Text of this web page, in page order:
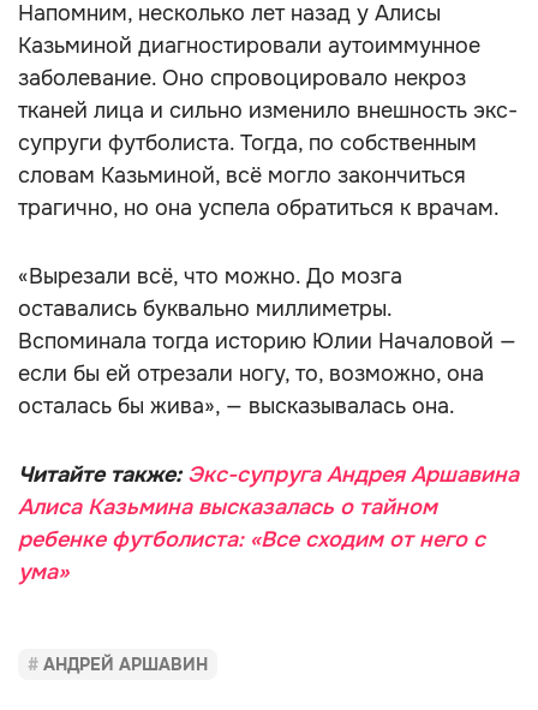
Напомним, несколько лет назад у Алисы
Казьминой диагностировали аутоиммунное
заболевание. Оно спровоцировало некроз
тканей лица и сильно изменило внешность экс-
супруги футболиста. Тогда, по собственным
словам Казьминой, всё могло закончиться
трагично, но она успела обратиться к врачам.
«Вырезали всё, что можно. До мозга
оставались буквально миллиметры.
Вспоминала тогда историю Юлии Началовой —
если бы ей отрезали ногу, то, возможно, она
осталась бы жива», — высказывалась она.
Читайте также: Экс-супруга Андрея Аршавина
Алиса Казьмина высказалась о тайном
ребенке футболиста: «Все сходим от него с
ума»
АНДРЕЙ АРШАВИН